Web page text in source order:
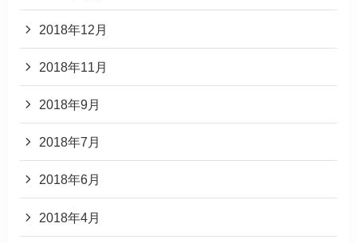
2018年12月
2018年11月
2018年9月
2018年7月
2018年6月
2018年4月